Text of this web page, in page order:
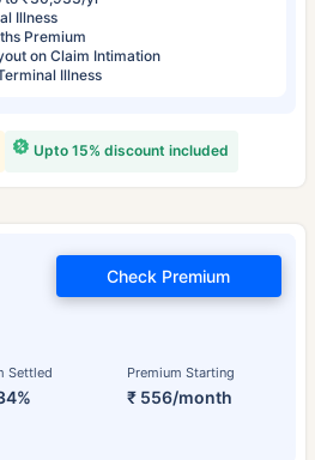
Illness
Premium
on Claim Intimation
Illness
Upto 15% discount included
Settled Premium Starting
₹ 556/month
Check Premium